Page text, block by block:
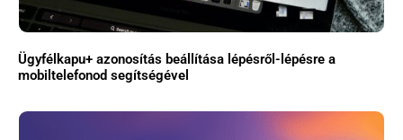
Ügyfélkapu+ azonosítás beállítása lépésről-lépésre a
mobiltelefonod segítségével